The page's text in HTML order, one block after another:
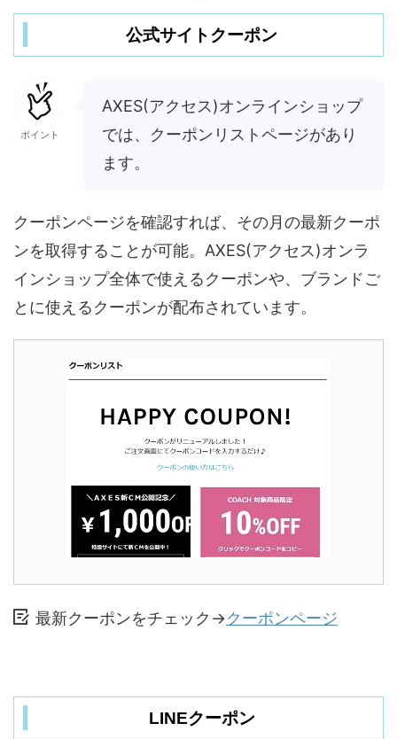
公式サイトクーポン
ポイント
AXES(アクセス)オンラインショップ
では、クーポンリストページがあり
ます。
クーポンページを確認すれば、その月の最新クーポ
ンを取得することが可能。AXES(アクセス)オンラ
インショップ全体で使えるクーポンや、ブランドご
とに使えるクーポンが配布されています。
最新クーポンをチェック→クーポンページ
LINEクーポン